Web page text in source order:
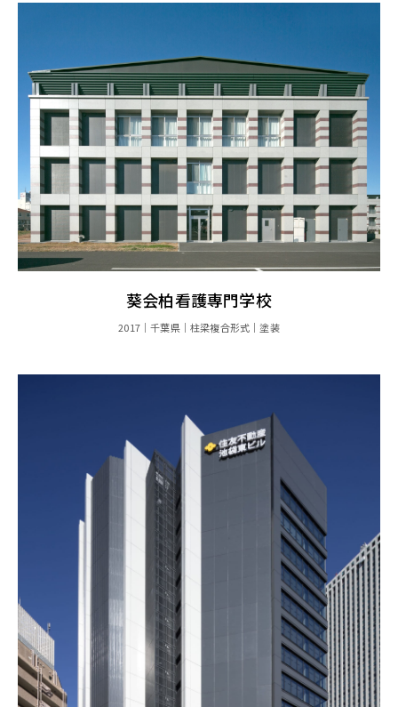
葵会柏看護専門学校
2017 千葉県 柱梁複合形式 塗装